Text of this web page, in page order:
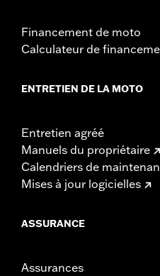
Financement de moto
Calculateur de
ENTRETIEN DE LA MOTO
Entretien agréé
Manuels du propriétaire
Calendriers de
Mises à jour logicielles
ASSURANCE
Assurances